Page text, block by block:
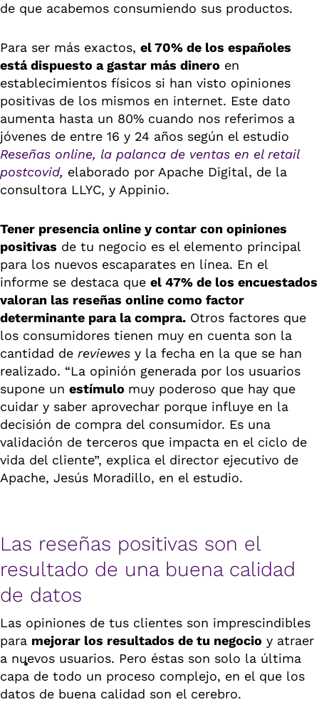
de que acabemos consumiendo sus productos.
Para ser más exactos, el 70% de los españoles
está dispuesto a gastar más dinero en
establecimientos físicos si han visto opiniones
positivas de los mismos en internet. Este dato
aumenta hasta un 80% cuando nos referimos a
jóvenes de entre 16 y 24 años según el estudio
Reseñas online, la palanca de ventas en el retail
postcovid, elaborado por Apache Digital, de la
consultora LLYC, y Appinio.
Tener presencia online y contar con opiniones
positivas de tu negocio es el elemento principal
para los nuevos escaparates en línea. En el
informe se destaca que el 47% de los encuestados
valoran las reseñas online como factor
determinante para la compra. Otros factores que
los consumidores tienen muy en cuenta son la
cantidad de reviewes y la fecha en la que se han
realizado. “La opinión generada por los usuarios
supone un estímulo muy poderoso que hay que
cuidar y saber aprovechar porque influye en la
decisión de compra del consumidor. Es una
validación de terceros que impacta en el ciclo de
vida del cliente”, explica el director ejecutivo de
Apache, Jesús Moradillo, en el estudio.
Las reseñas positivas son el
resultado de una buena calidad
de datos
Las opiniones de tus clientes son imprescindibles
para mejorar los resultados de tu negocio y atraer
a nuevos usuarios. Pero éstas son solo la última
capa de todo un proceso complejo, en el que los
datos de buena calidad son el cerebro.